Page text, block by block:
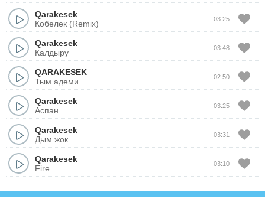
Qarakesek
Кобелек (Remix)
03:25
Qarakesek
Калдыру
03:48
QARAKESEK
Тым адеми
02:50
Qarakesek
Аспан
03:25
Qarakesek
Дым жок
03:31
Qarakesek
Fire
03:10